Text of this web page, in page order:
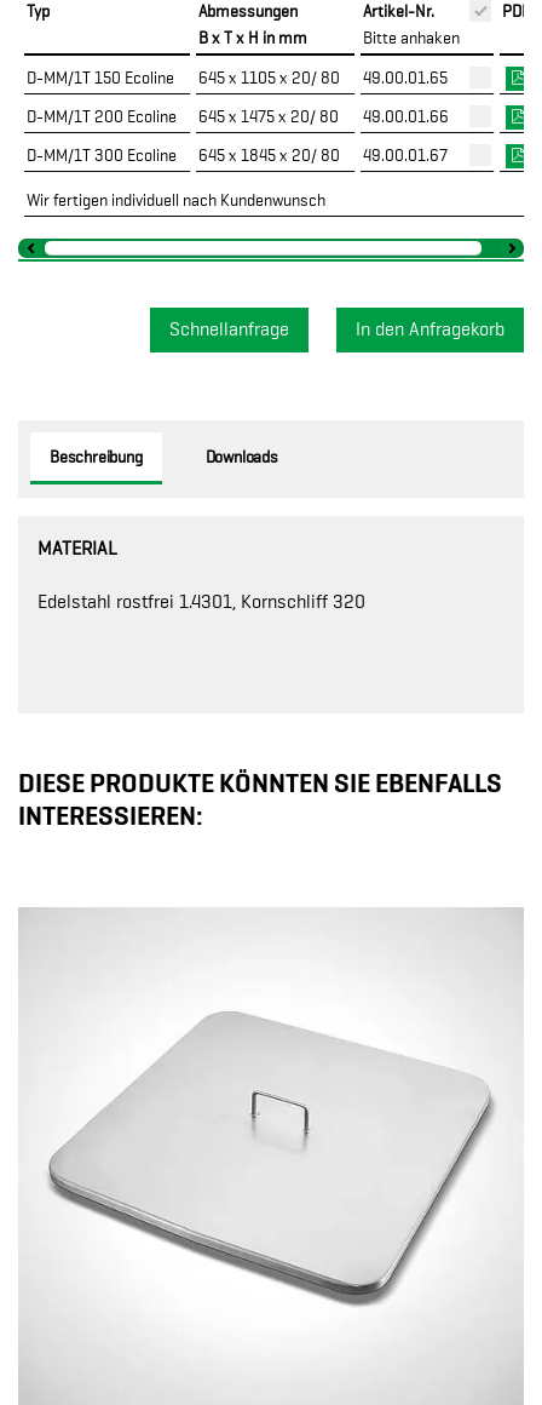
Typ
Abmessungen
B x T x H in mm
Artikel-Nr.
Bitte anhaken
PDF
D-MM/1T 150 Ecoline 645 x 1105 x 20/ 80
49.00.01.65
D-MM/1T 200 Ecoline
645 x 1475 x 20/ 80
49.00.01.66
D-MM/1T 300 Ecoline
645 x 1845 x 20/ 80 49.00.01.67
Wir fertigen individuell nach Kundenwunsch
Schnellanfrage
Beschreibung Downloads
MATERIAL
Edelstahl rostfrei 1.4301, Kornschliff 320
DIESE PRODUKTE KÖNNTEN SIE EBENFALLS
INTERESSIEREN: